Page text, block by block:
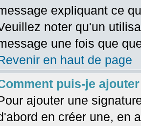
expliquant ce
noter qu'un
une fois que
en haut de page
puis-je
ajouter une
en créer une, en